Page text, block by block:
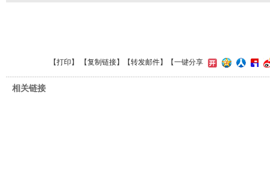
【打印 】 【复制链接】【转发邮件】 【一键分享
相关链接